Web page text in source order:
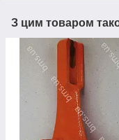
З цим товаром